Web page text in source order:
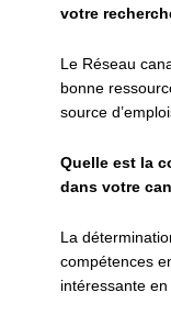
votre
Le Réseau
bonne
source
Quelle est la
dans votre
La
compétences
intéressante